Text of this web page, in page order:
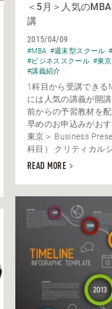
＜5月＞人気の
講
2015/04/09
#MBA #週末型スクール
#ビジネススクール #東京
#講義紹介
1科目から受講できる
には人気の講義が開
前からの予習教材を
早めのお申込みがお
東京＞ Business
科目） クリティカル
READ MORE